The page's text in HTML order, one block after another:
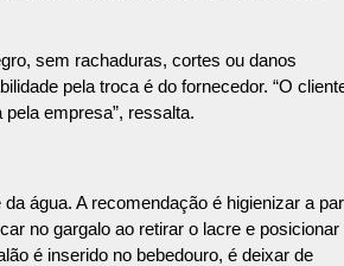
sem rachaduras, cortes ou danos
pela troca é do fornecedor. “O
empresa”, ressalta.
água. A recomendação é higienizar a
no gargalo ao retirar o lacre e posicionar
é inserido no bebedouro, é deixar de